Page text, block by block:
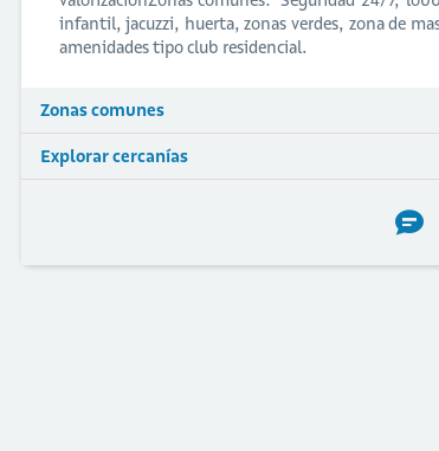
infantil, jacuzzi, huerta, zonas verdes, zona de
amenidades tipo club residencial.
Zonas comunes
Explorar cercanías